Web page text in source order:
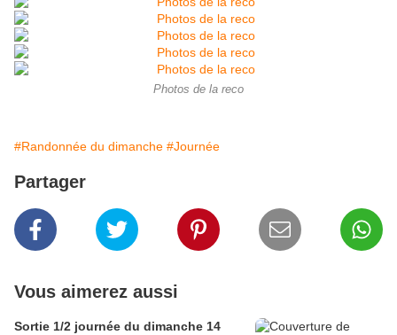
Photos de la reco
#Randonnée du dimanche #Journée
Partager
Vous aimerez aussi
Sortie 1/2 journée du dimanche 14